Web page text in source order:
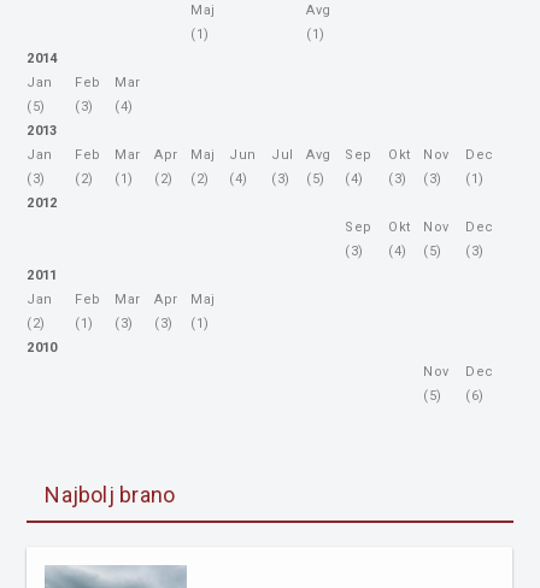
Maj
(1)
Avg
(1)
2014
Jan
(5)
Feb
(3)
Mar
(4)
2013
Jan
(3)
Feb
(2)
Mar
(1)
Apr
(2)
Maj
(2)
Jun
(4)
Jul
(3)
Avg
(5)
Sep
(4)
Okt
(3)
Nov
(3)
Dec
(1)
2012
Sep
(3)
Okt
(4)
Nov
(5)
Dec
(3)
2011
Jan
(2)
Feb
(1)
Mar
(3)
Apr
(3)
Maj
(1)
2010
Nov
(5)
Dec
(6)
Najbolj brano